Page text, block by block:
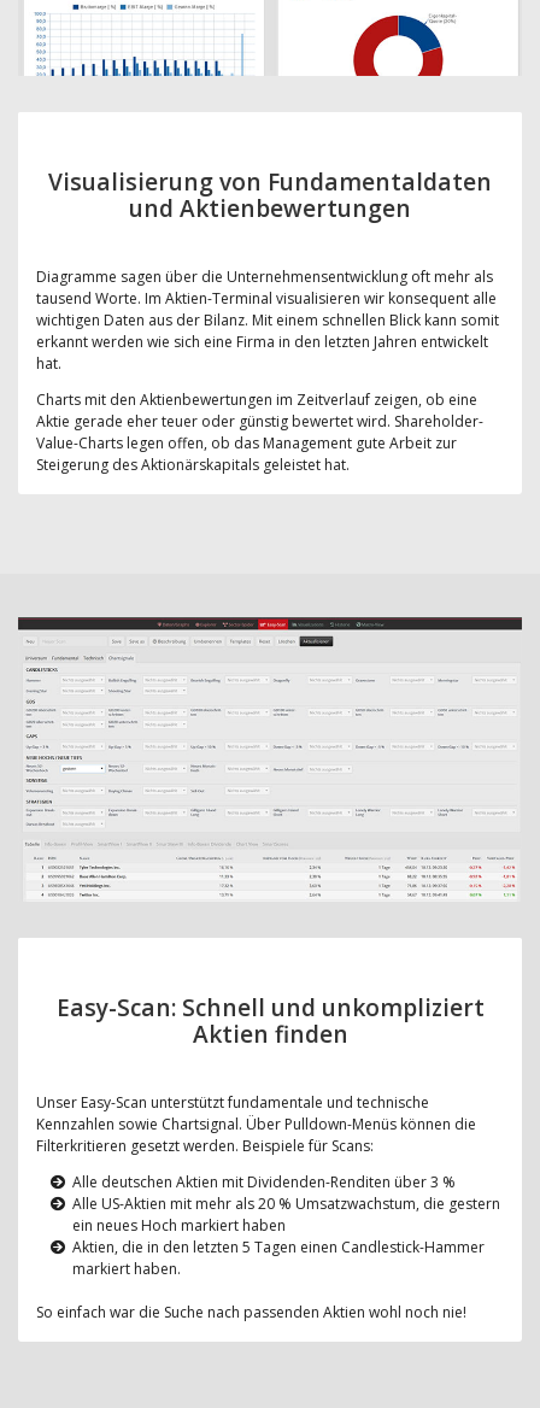
Visualisierung von Fundamentaldaten
und Aktienbewertungen
Diagramme sagen über die Unternehmensentwicklung oft mehr als
tausend Worte. Im Aktien-Terminal visualisieren wir konsequent alle
wichtigen Daten aus der Bilanz. Mit einem schnellen Blick kann somit
erkannt werden wie sich eine Firma in den letzten Jahren entwickelt
hat.
Charts mit den Aktienbewertungen im Zeitverlauf zeigen, ob eine
Aktie gerade eher teuer oder günstig bewertet wird. Shareholder-
Value-Charts legen offen, ob das Management gute Arbeit zur
Steigerung des Aktionärskapitals geleistet hat.
Easy-Scan: Schnell und unkompliziert
Aktien finden
Unser Easy-Scan unterstützt fundamentale und technische
Kennzahlen sowie Chartsignal. Über Pulldown-Menüs können die
Filterkritieren gesetzt werden. Beispiele für Scans:
Alle deutschen Aktien mit Dividenden-Renditen über 3 %
Alle US-Aktien mit mehr als 20 % Umsatzwachstum, die gestern
ein neues Hoch markiert haben
Aktien, die in den letzten 5 Tagen einen Candlestick-Hammer
markiert haben.
So einfach war die Suche nach passenden Aktien wohl noch nie!